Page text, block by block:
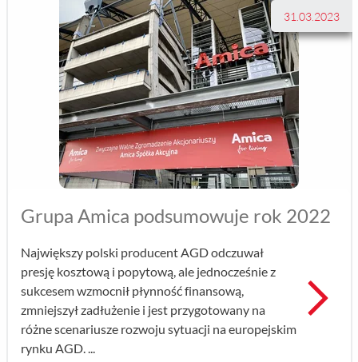
Grupa Amica podsumowuje rok 2022
Największy polski producent AGD odczuwał
presję kosztową i popytową, ale jednocześnie z
sukcesem wzmocnił płynność finansową,
zmniejszył zadłużenie i jest przygotowany na
różne scenariusze rozwoju sytuacji na europejskim
rynku AGD. ...
31.03.2023